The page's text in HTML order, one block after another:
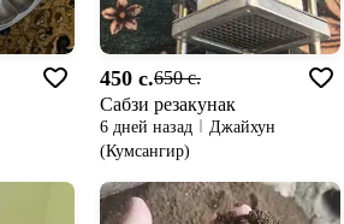
450 c.650 c.
Сабзи резакунак
6 дней назад
Джайхун
(Кумсангир)